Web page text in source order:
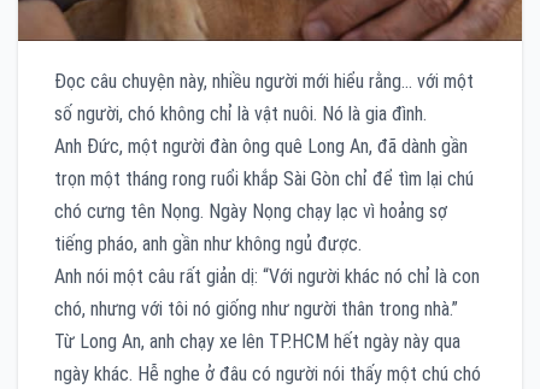
Đọc câu chuyện này, nhiều người mới hiểu rằng… với một
số người, chó không chỉ là vật nuôi. Nó là gia đình.
Anh Đức, một người đàn ông quê Long An, đã dành gần
trọn một tháng rong ruổi khắp Sài Gòn chỉ để tìm lại chú
chó cưng tên Nọng. Ngày Nọng chạy lạc vì hoảng sợ
tiếng pháo, anh gần như không ngủ được.
Anh nói một câu rất giản dị: “Với người khác nó chỉ là con
chó, nhưng với tôi nó giống như người thân trong nhà.”
Từ Long An, anh chạy xe lên TP.HCM hết ngày này qua
ngày khác. Hễ nghe ở đâu có người nói thấy một chú chó